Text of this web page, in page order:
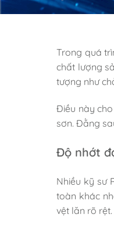
Trong quá
chất lượng
tượng như
Điều này
sơn. Đằng
Độ nhớt
Nhiều kỹ sư
toàn khác
vệt lăn rõ rệt.